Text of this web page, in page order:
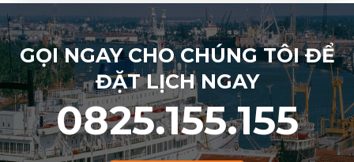
GỌI NGAY CHO CHÚNG TÔI ĐỂ
ĐẶT LỊCH NGAY
0825.155.155